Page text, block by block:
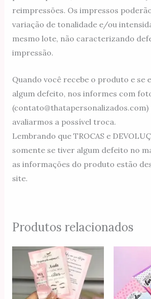
reimpressões. Os impressos
variação de tonalidade e/ou
mesmo lote, não caracterizando
impressão.
Quando você recebe o produto e se
algum defeito, nos informes com
(contato@thatapersonalizados.com)
avaliarmos a possível troca.
Lembrando que TROCAS e
somente se tiver algum defeito no
as informações do produto estão
site.
Produtos relacionados
Faixa
de
R$190.00
através
R$799.00